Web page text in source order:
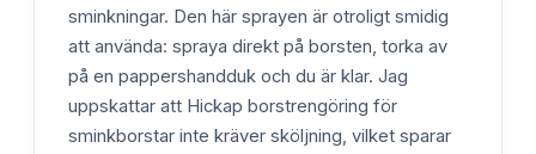
sminkningar. Den här sprayen är otroligt smidig
att använda: spraya direkt på borsten, torka av
på en pappershandduk och du är klar. Jag
uppskattar att Hickap borstrengöring för
sminkborstar inte kräver sköljning, vilket sparar